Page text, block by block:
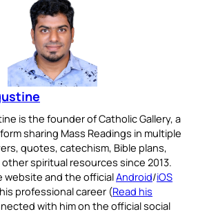
is the founder of Catholic Gallery, a
sharing Mass Readings in multiple
quotes, catechism, Bible plans,
spiritual resources since 2013.
website and the officialAndroid/iOS
professional career (Read his
with him on the official social